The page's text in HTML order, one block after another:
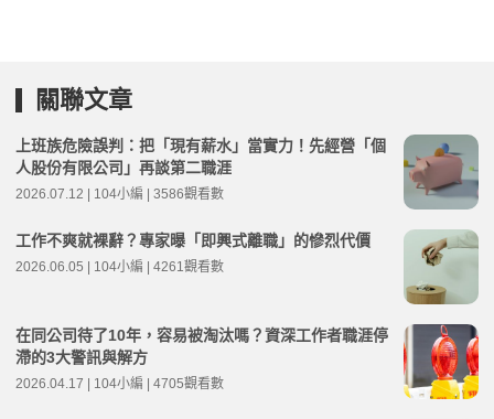
關聯文章
上班族危險誤判：把「現有薪水」當實力！先經營「個
人股份有限公司」再談第二職涯
2026.07.12 | 104小編 | 3586觀看數
工作不爽就裸辭？專家曝「即興式離職」的慘烈代價
2026.06.05 | 104小編 | 4261觀看數
在同公司待了10年，容易被淘汰嗎？資深工作者職涯停
滯的3大警訊與解方
2026.04.17 | 104小編 | 4705觀看數